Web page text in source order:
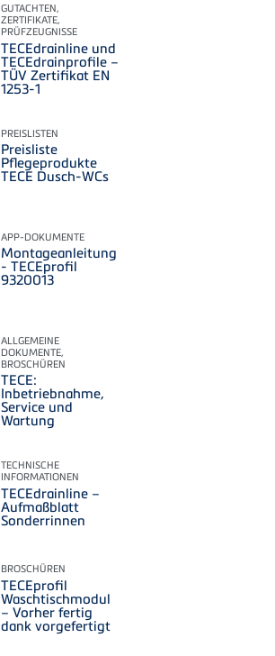
GUTACHTEN,
ZERTIFIKATE,
PRÜFZEUGNISSE
TECEdrainline und
TECEdrainprofile –
TÜV Zertifikat EN
1253-1
PREISLISTEN
Preisliste
Pflegeprodukte
TECE Dusch-WCs
APP-DOKUMENTE
Montageanleitung
- TECEprofil
9320013
ALLGEMEINE
DOKUMENTE,
BROSCHÜREN
TECE:
Inbetriebnahme,
Service und
Wartung
TECHNISCHE
INFORMATIONEN
TECEdrainline –
Aufmaßblatt
Sonderrinnen
BROSCHÜREN
TECEprofil
Waschtischmodul
– Vorher fertig
dank vorgefertigt